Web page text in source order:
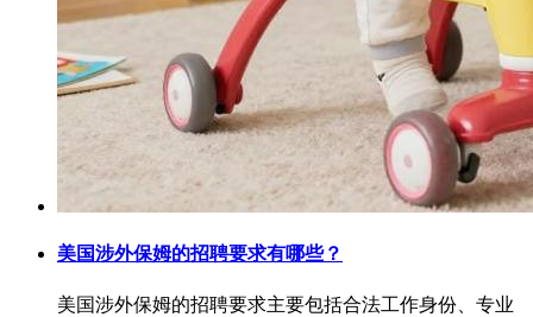
美国涉外保姆的招聘要求有哪些？
美国涉外保姆的招聘要求主要包括合法工作身份、专业